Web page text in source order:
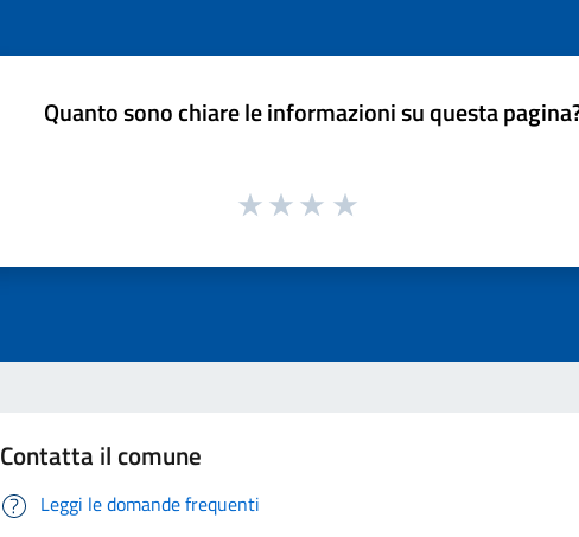
Quanto sono chiare le informazioni su questa
Contatta il comune
Leggi le domande frequenti